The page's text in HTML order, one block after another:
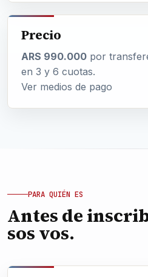
Precio
ARS 990.000 por
en 3 y 6 cuotas.
Ver medios de pago
PARA QUIÉN ES
Antes de
sos vos.